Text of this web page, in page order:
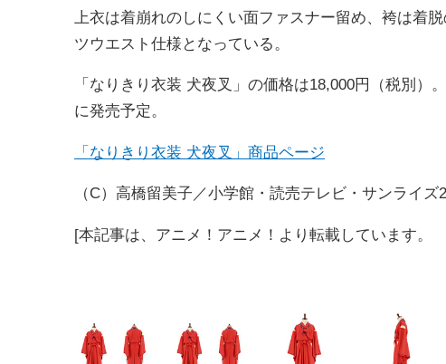
上衣は着崩れのしにくい面ファスナー留め、袴は着
ツウエスト仕様となっている。
「なりきり衣装 犬夜叉」の価格は18,000円（税別）
に発売予定。
「なりきり衣装 犬夜叉」商品ページ
（C）高橋留美子／小学館・読売テレビ・サンライズ
[本記事は、アニメ！アニメ！より転載しています。